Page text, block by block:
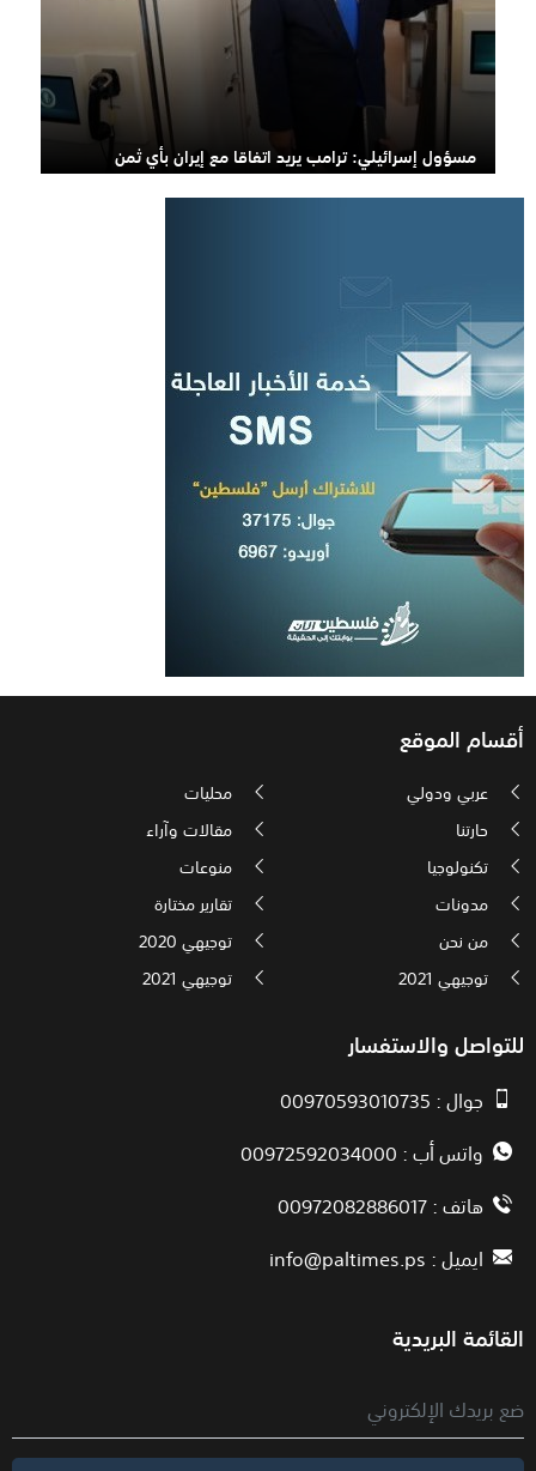
مسؤول إسرائيلي: ترامب يريد اتفاقا مع إيران بأي ثمن
أقسام الموقع
عربي ودولي
محليات
حارتنا
مقالات وآراء
تكنولوجيا
منوعات
مدونات
تقارير مختارة
من نحن
توجيهي 2020
توجيهي 2021
توجيهي 2021
للتواصل والاستفسار
جوال : 00970593010735
واتس أب : 00972592034000
هاتف : 00972082886017
ايميل :info@paltimes.ps
القائمة البريدية